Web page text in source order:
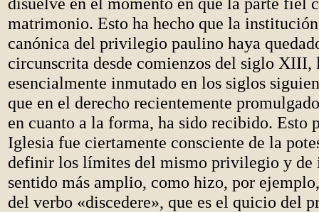
matrimonio. Esto ha hecho que la
canónica del privilegio paulino haya
circunscrita desde comienzos del siglo XIII,
esencialmente inmutado en los siglos
que en el derecho recientemente
en cuanto a la forma, ha sido recibido. Esto
Iglesia fue ciertamente consciente de la
definir los límites del mismo privilegio y de
sentido más amplio, como hizo, por
del verbo «discedere», que es el quicio del